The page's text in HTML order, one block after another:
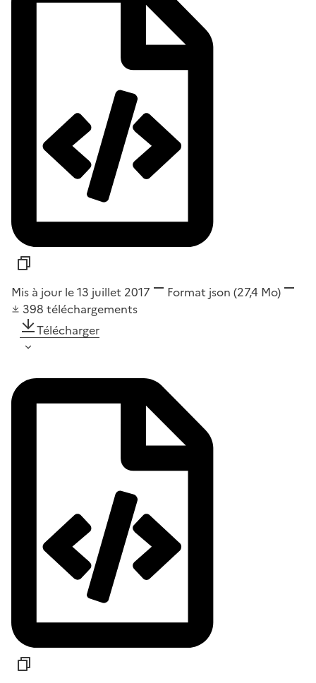
Mis à jour le 13 juillet 2017 Format json (27,4 Mo)
398 téléchargements
Télécharger